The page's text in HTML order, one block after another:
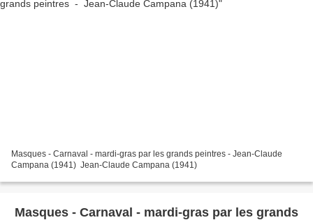
Masques - Carnaval - mardi-gras par les grands peintres - Jean-Claude
Campana (1941) Jean-Claude Campana (1941)
Masques - Carnaval - mardi-gras par les grands